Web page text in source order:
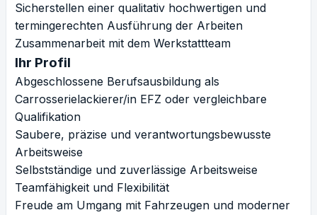
Sicherstellen einer qualitativ hochwertigen und
termingerechten Ausführung der Arbeiten
Zusammenarbeit mit dem Werkstattteam
Ihr Profil
Abgeschlossene Berufsausbildung als
Carrosserielackierer/in EFZ oder vergleichbare
Qualifikation
Saubere, präzise und verantwortungsbewusste
Arbeitsweise
Selbstständige und zuverlässige Arbeitsweise
Teamfähigkeit und Flexibilität
Freude am Umgang mit Fahrzeugen und moderner